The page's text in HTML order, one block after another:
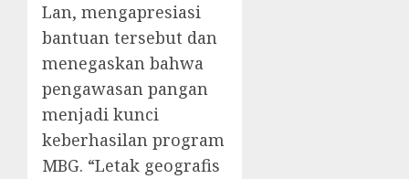
Lan, mengapresiasi
bantuan tersebut dan
menegaskan bahwa
pengawasan pangan
menjadi kunci
keberhasilan program
MBG. “Letak geografis